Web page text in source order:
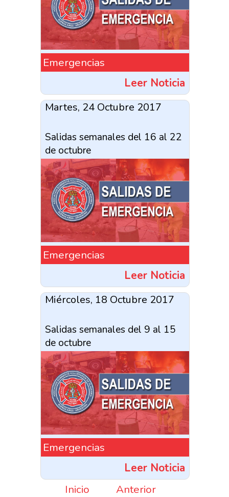
Emergencias
Leer Noticia
Martes, 24 Octubre 2017
Salidas semanales del 16 al 22
de octubre
Emergencias
Leer Noticia
Miércoles, 18 Octubre 2017
Salidas semanales del 9 al 15
de octubre
Emergencias
Leer Noticia
Inicio
Anterior